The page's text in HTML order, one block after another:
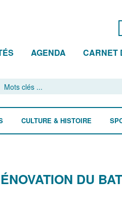
AGENDA CARNET
CULTURE & HISTOIRE
DU